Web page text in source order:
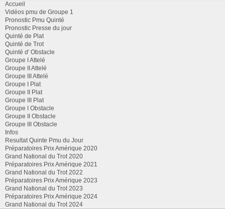
Accueil
Vidéos pmu de Groupe 1
Pronostic Pmu Quinté
Pronostic Presse du jour
Quinté de Plat
Quinté de Trot
Quinté d' Obstacle
Groupe I Attelé
Groupe II Attelé
Groupe III Attelé
Groupe I Plat
Groupe II Plat
Groupe III Plat
Groupe I Obstacle
Groupe II Obstacle
Groupe III Obstacle
Infos
Resultat Quinte Pmu du Jour
Préparatoires Prix Amérique 2020
Grand National du Trot 2020
Préparatoires Prix Amérique 2021
Grand National du Trot 2022
Préparatoires Prix Amérique 2023
Grand National du Trot 2023
Préparatoires Prix Amérique 2024
Grand National du Trot 2024